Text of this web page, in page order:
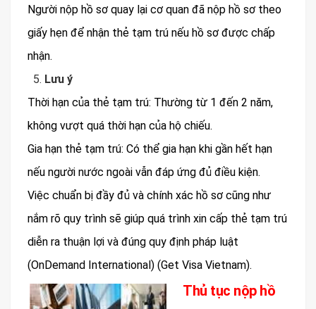
Người nộp hồ sơ quay lại cơ quan đã nộp hồ sơ theo
giấy hẹn để nhận thẻ tạm trú nếu hồ sơ được chấp
nhận.
Lưu ý
Thời hạn của thẻ tạm trú: Thường từ 1 đến 2 năm,
không vượt quá thời hạn của hộ chiếu.
Gia hạn thẻ tạm trú: Có thể gia hạn khi gần hết hạn
nếu người nước ngoài vẫn đáp ứng đủ điều kiện.
Việc chuẩn bị đầy đủ và chính xác hồ sơ cũng như
nắm rõ quy trình sẽ giúp quá trình xin cấp thẻ tạm trú
diễn ra thuận lợi và đúng quy định pháp luật​
(OnDemand International)​ (Get Visa Vietnam).
Thủ tục nộp hồ